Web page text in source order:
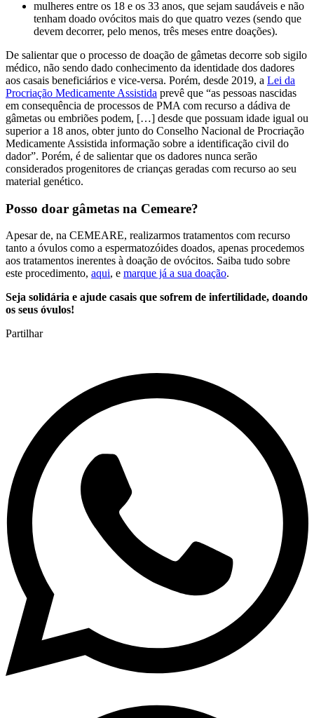
mulheres entre os 18 e os 33 anos, que sejam saudáveis e não
tenham doado ovócitos mais do que quatro vezes (sendo que
devem decorrer, pelo menos, três meses entre doações).
De salientar que o processo de doação de gâmetas decorre sob sigilo
médico, não sendo dado conhecimento da identidade dos dadores
aos casais beneficiários e vice-versa. Porém, desde 2019, a Lei da
Procriação Medicamente Assistida prevê que “as pessoas nascidas
em consequência de processos de PMA com recurso a dádiva de
gâmetas ou embriões podem, […] desde que possuam idade igual ou
superior a 18 anos, obter junto do Conselho Nacional de Procriação
Medicamente Assistida informação sobre a identificação civil do
dador”. Porém, é de salientar que os dadores nunca serão
considerados progenitores de crianças geradas com recurso ao seu
material genético.
Posso doar gâmetas na Cemeare?
Apesar de, na CEMEARE, realizarmos tratamentos com recurso
tanto a óvulos como a espermatozóides doados, apenas procedemos
aos tratamentos inerentes à doação de ovócitos. Saiba tudo sobre
este procedimento, aqui, e marque já a sua doação.
Seja solidária e ajude casais que sofrem de infertilidade, doando
os seus óvulos!
Partilhar